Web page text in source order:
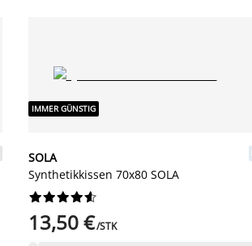
IMMER GÜNSTIG
SOLA
Synthetikkissen 70x80 SOLA






13,50 €/STK